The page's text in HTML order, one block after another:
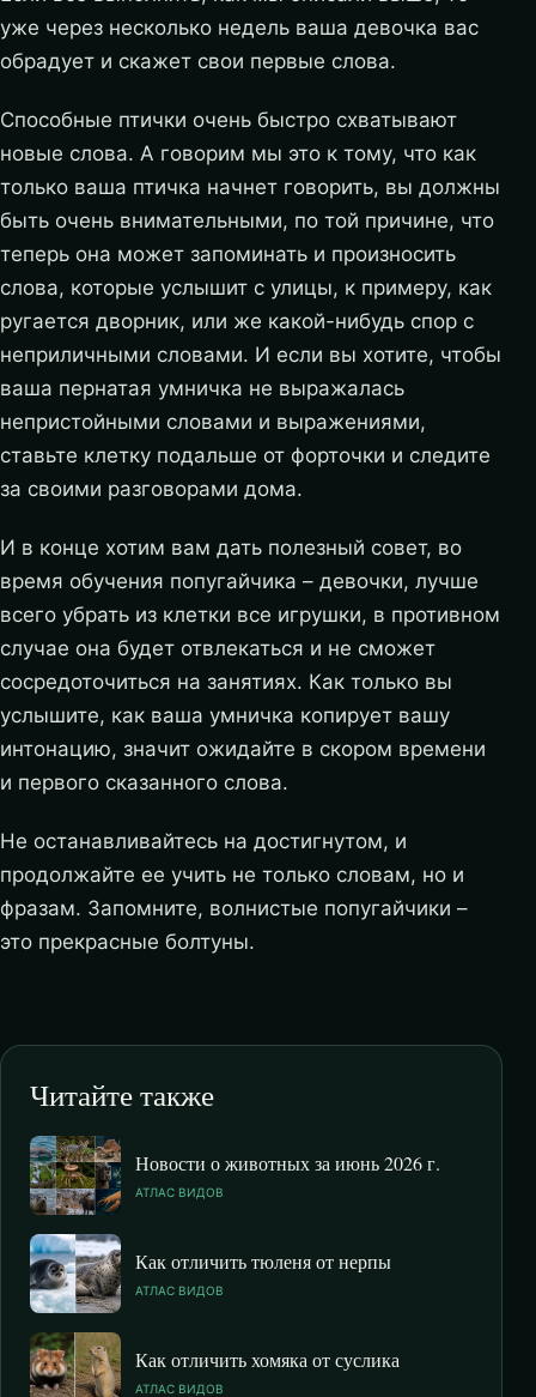
уже через несколько недель ваша девочка вас
обрадует и скажет свои первые слова.
Способные птички очень быстро схватывают
новые слова. А говорим мы это к тому, что как
только ваша птичка начнет говорить, вы должны
быть очень внимательными, по той причине, что
теперь она может запоминать и произносить
слова, которые услышит с улицы, к примеру, как
ругается дворник, или же какой-нибудь спор с
неприличными словами. И если вы хотите, чтобы
ваша пернатая умничка не выражалась
непристойными словами и выражениями,
ставьте клетку подальше от форточки и следите
за своими разговорами дома.
И в конце хотим вам дать полезный совет, во
время обучения попугайчика – девочки, лучше
всего убрать из клетки все игрушки, в противном
случае она будет отвлекаться и не сможет
сосредоточиться на занятиях. Как только вы
услышите, как ваша умничка копирует вашу
интонацию, значит ожидайте в скором времени
и первого сказанного слова.
Не останавливайтесь на достигнутом, и
продолжайте ее учить не только словам, но и
фразам. Запомните, волнистые попугайчики –
это прекрасные болтуны.
Читайте также
Новости о животных за июнь 2026 г.
АТЛАС ВИДОВ
Как отличить тюленя от нерпы
АТЛАС ВИДОВ
Как отличить хомяка от суслика
АТЛАС ВИДОВ